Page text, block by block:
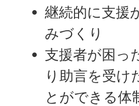
継続的に支援
みづくり
支援者が困っ
り助言を受け
とができる体